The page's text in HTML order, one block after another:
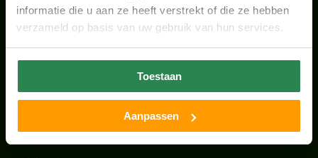
informatie die u aan ze heeft verstrekt of die ze hebben
verzameld op basis van uw gebruik van hun services.
Toestaan
Aanpassen
ONS TEAM GROEIT VERDER
juni 17, 2026
HANDIGE LINKS